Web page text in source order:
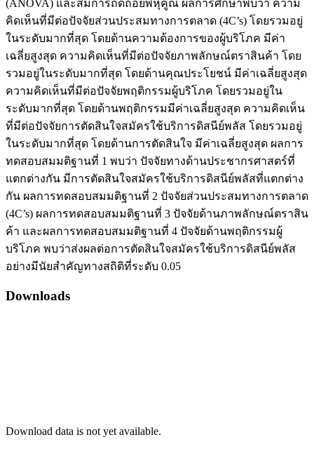
(ANOVA) และสมการถดถอยพหุคูณ ผลการศึกษาพบว่า ความ
คิดเห็นที่มีต่อปัจจัยส่วนประสมทางการตลาด (4C’s) โดยรวมอยู่
ในระดับมากที่สุด โดยด้านความต้องการของผู้บริโภค มีค่า
เฉลี่ยสูงสุด ความคิดเห็นที่มีต่อปัจจัยภาพลักษณ์ตราสินค้า โดย
รวมอยู่ในระดับมากที่สุด โดยด้านคุณประโยชน์ มีค่าเฉลี่ยสูงสุด
ความคิดเห็นที่มีต่อปัจจัยพฤติกรรมผู้บริโภค โดยรวมอยู่ใน
ระดับมากที่สุด โดยด้านพฤติกรรมมีค่าเฉลี่ยสูงสุด ความคิดเห็น
ที่มีต่อปัจจัยการตัดสินใจสมัครใช้บริการดิสนีย์พลัส โดยรวมอยู่
ในระดับมากที่สุด โดยด้านการตัดสินใจ มีค่าเฉลี่ยสูงสุด ผลการ
ทดสอบสมมติฐานที่ 1 พบว่า ปัจจัยทางด้านประชากรศาสตร์ที่
แตกต่างกัน มีการตัดสินใจสมัครใช้บริการดิสนีย์พลัสที่แตกต่าง
กัน ผลการทดสอบสมมติฐานที่ 2 ปัจจัยส่วนประสมทางการตลาด
(4C’s) ผลการทดสอบสมมติฐานที่ 3 ปัจจัยด้านภาพลักษณ์ตราสิน
ค้า และผลการทดสอบสมมติฐานที่ 4 ปัจจัยด้านพฤติกรรมผู้
บริโภค พบว่าส่งผลต่อการตัดสินใจสมัครใช้บริการดิสนีย์พลัส
อย่างมีนัยสำคัญทางสถิติที่ระดับ 0.05
Downloads
Download data is not yet available.